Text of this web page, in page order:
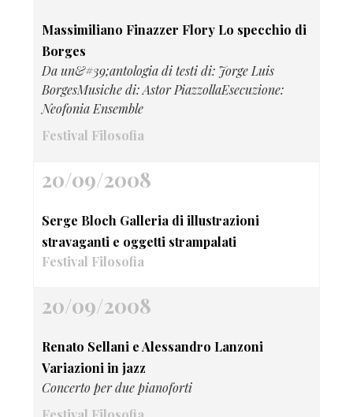
Massimiliano Finazzer Flory Lo specchio di
Borges
Da un&#39;antologia di testi di: Jorge Luis
BorgesMusiche di: Astor PiazzollaEsecuzione:
Neofonia Ensemble
Festival Filosofia
20/09/2008
Serge Bloch Galleria di illustrazioni
stravaganti e oggetti strampalati
Festival Filosofia
20/09/2008
Renato Sellani e Alessandro Lanzoni
Variazioni in jazz
Concerto per due pianoforti